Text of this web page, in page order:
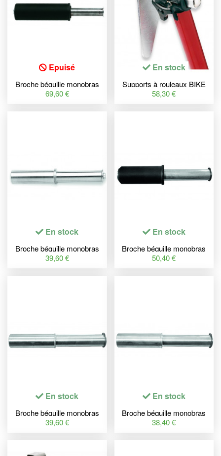
Epuisé
Broche béquille monobras
BIHR Home Track Ø53mm
69,60 €
En stock
Supports à rouleaux BIKE
LIFT pour béquille 892015
58,30 €
En stock
Broche béquille monobras
BIHR Home Track Ø30mm
39,60 €
En stock
Broche béquille monobras
BIHR Home Track Ø40mm
50,40 €
En stock
Broche béquille monobras
BIHR Home Track Ø29mm
39,60 €
En stock
Broche béquille monobras
BIHR Home Track Ø30mm
38,40 €